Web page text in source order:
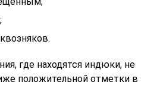
где находятся индюки, не
положительной отметки в